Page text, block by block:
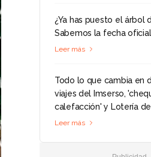
¿Ya has puesto el árbol
Sabemos la fecha
Leer más
Todo lo que cambia en
viajes del Imserso,
calefacción' y Lotería
Leer más